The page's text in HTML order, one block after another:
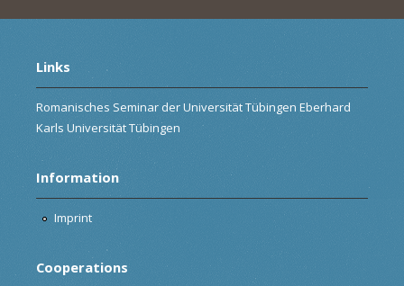
Links
Romanisches Seminar der Universität Tübingen Eberhard
Karls Universität Tübingen
Information
Imprint
Cooperations